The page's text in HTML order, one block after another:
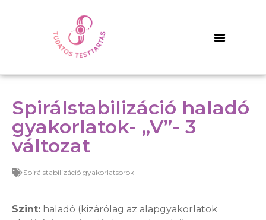
Spirálstabilizáció haladó
gyakorlatok- „V”- 3
változat
Spirálstabilizáció gyakorlatsorok
Szint: haladó (kizárólag az alapgyakorlatok